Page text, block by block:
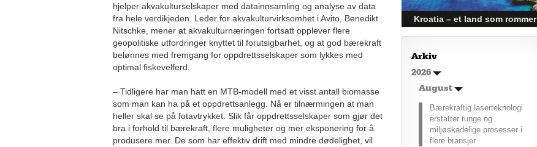
hjelper akvakulturselskaper med datainnsamling og analyse av data
fra hele verdikjeden. Leder for akvakulturvirksomhet i Avito, Benedikt
Nitschke, mener at akvakulturnæringen fortsatt opplever flere
geopolitiske utfordringer knyttet til forutsigbarhet, og at god bærekraft
belønnes med fremgang for oppdrettsselskaper som lykkes med
optimal fiskevelferd.
– Tidligere har man hatt en MTB-modell med et visst antall biomasse
som man kan ha på et oppdrettsanlegg. Nå er tilnærmingen at man
heller skal se på fotavtrykket. Slik får oppdrettsselskaper som gjør det
bra i forhold til bærekraft, flere muligheter og mer eksponering for å
produsere mer. De som har effektiv drift med mindre dødelighet, vil
Kroatia – et land som rommer
mer enn kysten
Kroatia forbindes ofte med sol,
bading og klart hav, men landet
har langt flere sider enn det
førsteinntrykket mange sitter igjen
Arkiv
2026
August
Bærekraftig laserteknologi
erstatter tunge og
miljøskadelige prosesser i
flere bransjer